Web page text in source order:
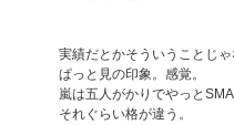
実績だとかそういうことじゃ
ぱっと見の印象。感覚。
嵐は五人がかりでやっと
それぐらい格が違う。